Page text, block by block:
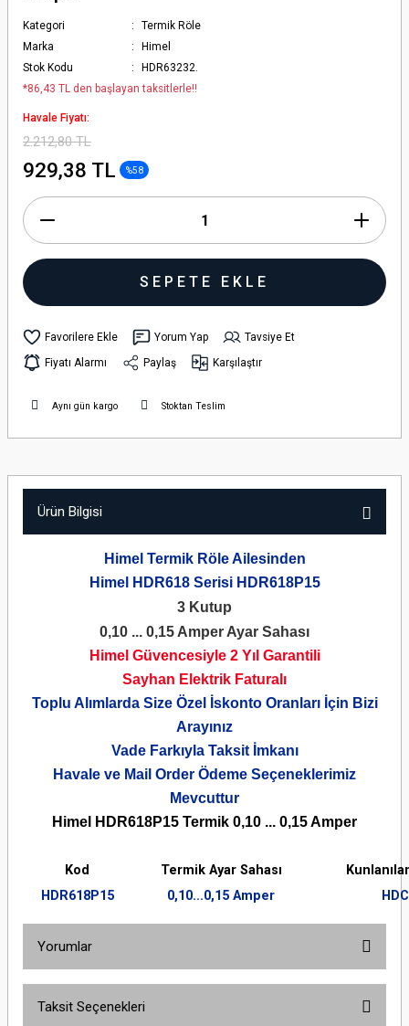
Kategori
Termik Röle
Marka
Himel
Stok Kodu
HDR63232.
*86,43 TL den başlayan taksitlerle!!
Havale Fiyatı:
2.212,80 TL
929,38 TL %58
SEPETE EKLE
Yorum Yap
Tavsiye Et
Fiyatı Alarmı
Paylaş Karşılaştır
Aynı gün kargo Stoktan Teslim
Ürün Bilgisi
Himel Termik Röle Ailesinden
Himel HDR618 Serisi HDR618P15
3 Kutup
0,10 ... 0,15 Amper Ayar Sahası
Himel Güvencesiyle 2 Yıl Garantili
Sayhan Elektrik Faturalı
Toplu Alımlarda Size Özel İskonto Oranları İçin Bizi
Arayınız
Vade Farkıyla Taksit İmkanı
Havale ve Mail Order Ödeme Seçeneklerimiz
Mevcuttur
Himel HDR618P15 Termik 0,10 ... 0,15 Amper
Kod Termik Ayar Sahası
HDR618P15
0,10...0,15 Amper
Yorumlar
Taksit Seçenekleri